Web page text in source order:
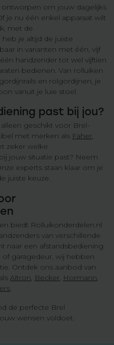
ontworpen om jouw dagelijks
je nu één enkel apparaat wilt
met de
heb je altijd de juiste
in varianten met één, vijf
handzender tot wel vijftien
bedienen. Van rolluiken
en rolgordijnen, je
vanuit je luie stoel.
past bij jou?
geschikt voor Brel-
met merken als Faher,
zeker welke
jouw situatie past? Neem
experts staan klaar om je
juiste keuze.
biedt Rolluikonderdelen.nl
van verschillende
naar een afstandsbediening
garagedeur, wij hebben
Ontdek ons aanbod van
Altron, Becker, Hormann,
.
de perfecte Brel
wensen voldoet.